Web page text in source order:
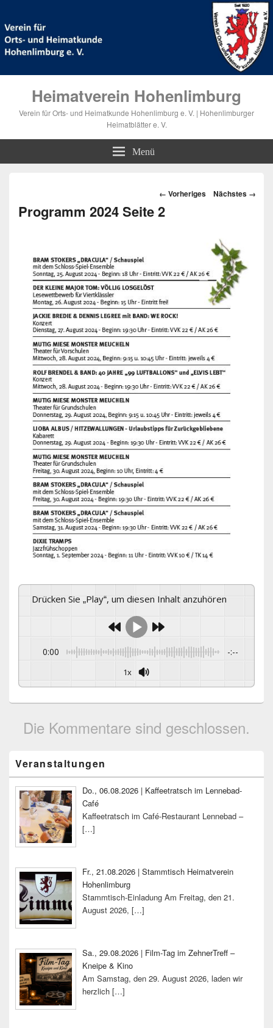
Heimatverein Hohenlimburg
Verein für Orts- und Heimatkunde Hohenlimburg e. V. | Hohenlimburger
Heimatblätter e. V.
Menü
Bilder-
Navigation
← Vorheriges Nächstes →
Programm 2024 Seite 2
Drücken Sie „Play“, um diesen Inhalt anzuhören
0:00 -:--
1x
Die Kommentare sind geschlossen.
Seitenleisten-
Widgetbereich
Veranstaltungen
Do., 06.08.2026 | Kaffeetratsch im Lennebad-
Café
Kaffeetratsch im Café-Restaurant Lennebad –
[…]
Fr., 21.08.2026 | Stammtisch Heimatverein
Hohenlimburg
Stammtisch-Einladung Am Freitag, den 21.
August 2026, […]
Sa., 29.08.2026 | Film-Tag im ZehnerTreff –
Kneipe & Kino
Am Samstag, den 29. August 2026, laden wir
herzlich […]